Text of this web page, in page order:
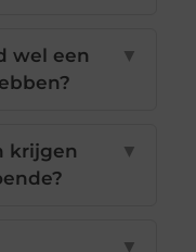
wel een
▼
krijgen
▼
▼